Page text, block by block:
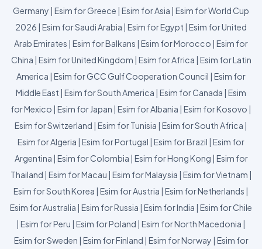
Germany | Esim for Greece | Esim for Asia | Esim for World Cup
2026 | Esim for Saudi Arabia | Esim for Egypt | Esim for United
Arab Emirates | Esim for Balkans | Esim for Morocco | Esim for
China | Esim for United Kingdom | Esim for Africa | Esim for Latin
America | Esim for GCC Gulf Cooperation Council | Esim for
Middle East | Esim for South America | Esim for Canada | Esim
for Mexico | Esim for Japan | Esim for Albania | Esim for Kosovo |
Esim for Switzerland | Esim for Tunisia | Esim for South Africa |
Esim for Algeria | Esim for Portugal | Esim for Brazil | Esim for
Argentina | Esim for Colombia | Esim for Hong Kong | Esim for
Thailand | Esim for Macau | Esim for Malaysia | Esim for Vietnam |
Esim for South Korea | Esim for Austria | Esim for Netherlands |
Esim for Australia | Esim for Russia | Esim for India | Esim for Chile
| Esim for Peru | Esim for Poland | Esim for North Macedonia |
Esim for Sweden | Esim for Finland | Esim for Norway | Esim for